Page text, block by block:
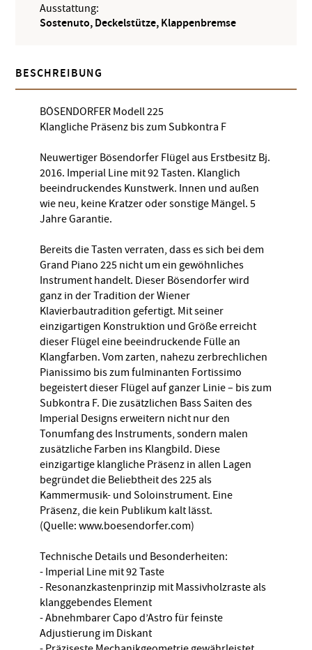
Ausstattung:
Sostenuto, Deckelstütze, Klappenbremse
BESCHREIBUNG
BÖSENDORFER Modell 225
Klangliche Präsenz bis zum Subkontra F
Neuwertiger Bösendorfer Flügel aus Erstbesitz Bj.
2016. Imperial Line mit 92 Tasten. Klanglich
beeindruckendes Kunstwerk. Innen und außen
wie neu, keine Kratzer oder sonstige Mängel. 5
Jahre Garantie.
Bereits die Tasten verraten, dass es sich bei dem
Grand Piano 225 nicht um ein gewöhnliches
Instrument handelt. Dieser Bösendorfer wird
ganz in der Tradition der Wiener
Klavierbautradition gefertigt. Mit seiner
einzigartigen Konstruktion und Größe erreicht
dieser Flügel eine beeindruckende Fülle an
Klangfarben. Vom zarten, nahezu zerbrechlichen
Pianissimo bis zum fulminanten Fortissimo
begeistert dieser Flügel auf ganzer Linie – bis zum
Subkontra F. Die zusätzlichen Bass Saiten des
Imperial Designs erweitern nicht nur den
Tonumfang des Instruments, sondern malen
zusätzliche Farben ins Klangbild. Diese
einzigartige klangliche Präsenz in allen Lagen
begründet die Beliebtheit des 225 als
Kammermusik- und Soloinstrument. Eine
Präsenz, die kein Publikum kalt lässt.
(Quelle: www.boesendorfer.com)
Technische Details und Besonderheiten:
- Imperial Line mit 92 Taste
- Resonanzkastenprinzip mit Massivholzraste als
klanggebendes Element
- Abnehmbarer Capo d’Astro für feinste
Adjustierung im Diskant